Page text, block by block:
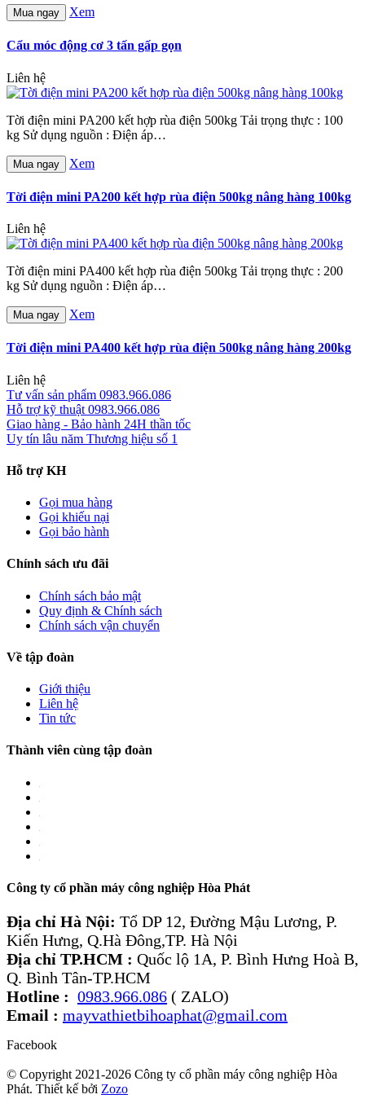
Mua ngay Xem
Cẩu móc động cơ 3 tấn gấp gọn
Liên hệ
Tời điện mini PA200 kết hợp rùa điện 500kg Tải trọng thực : 100
kg Sử dụng nguồn : Điện áp…
Mua ngay Xem
Tời điện mini PA200 kết hợp rùa điện 500kg nâng hàng 100kg
Liên hệ
Tời điện mini PA400 kết hợp rùa điện 500kg Tải trọng thực : 200
kg Sử dụng nguồn : Điện áp…
Mua ngay Xem
Tời điện mini PA400 kết hợp rùa điện 500kg nâng hàng 200kg
Liên hệ
Tư vấn sản phẩm 0983.966.086
Hỗ trợ kỹ thuật 0983.966.086
Giao hàng - Bảo hành 24H thần tốc
Uy tín lâu năm Thương hiệu số 1
Hỗ trợ KH
Gọi mua hàng
Gọi khiếu nại
Gọi bảo hành
Chính sách ưu đãi
Chính sách bảo mật
Quy định & Chính sách
Chính sách vận chuyển
Về tập đoàn
Giới thiệu
Liên hệ
Tin tức
Thành viên cùng tập đoàn
Công ty cổ phần máy công nghiệp Hòa Phát
Địa chỉ Hà Nội: Tổ DP 12, Đường Mậu Lương, P.
Kiến Hưng, Q.Hà Đông,TP. Hà Nội
Địa chỉ TP.HCM : Quốc lộ 1A, P. Bình Hưng Hoà B,
Q. Bình Tân-TP.HCM
Hotline : 0983.966.086 ( ZALO)
Email : mayvathietbihoaphat@gmail.com
Facebook
© Copyright 2021-2026 Công ty cổ phần máy công nghiệp Hòa
Phát. Thiết kế bởi Zozo